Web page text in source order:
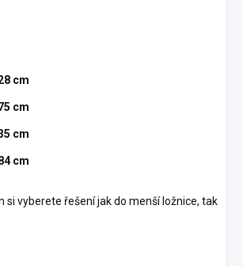
cm
cm
cm
cm
si vyberete řešení jak do menší ložnice, tak